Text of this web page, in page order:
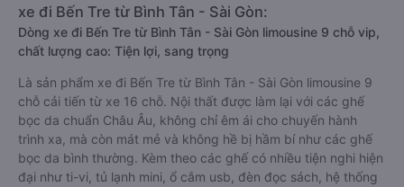
xe đi Bến Tre từ Bình Tân - Sài Gòn:
Dòng xe đi Bến Tre từ Bình Tân - Sài Gòn limousine 9 chỗ vip,
chất lượng cao: Tiện lợi, sang trọng
Là sản phẩm xe đi Bến Tre từ Bình Tân - Sài Gòn limousine 9
chỗ cải tiến từ xe 16 chỗ. Nội thất được làm lại với các ghế
bọc da chuẩn Châu Âu, không chỉ êm ái cho chuyến hành
trình xa, mà còn mát mẻ và không hề bị hầm bí như các ghế
bọc da bình thường. Kèm theo các ghế có nhiều tiện nghi hiện
đại như ti-vi, tủ lạnh mini, ổ cắm usb, đèn đọc sách, hệ thống